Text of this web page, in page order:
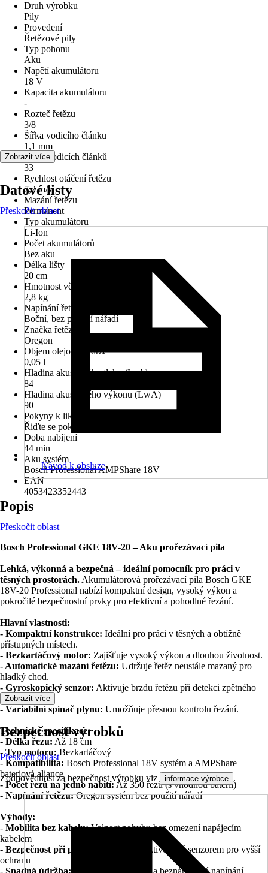
Druh výrobku
Pily
Provedení
Řetězové pily
Typ pohonu
Aku
Napětí akumulátoru
18 V
Kapacita akumulátoru
-
Rozteč řetězu
3/8
Šířka vodicího článku
1,1 mm
Počet vodicích článků
33
Rychlost otáčení řetězu
7,2 m/s
Mazání řetězu
Permanent
Typ akumulátoru
Li-Ion
Počet akumulátorů
Bez aku
Délka lišty
20 cm
Hmotnost vč. akumulátoru
2,8 kg
Napínání řetězu
Boční, bez použití nářadí
Značka řetězu
Oregon
Objem olejové nádrže
0,05 l
Hladina akustického tlaku (LpA)
84
Hladina akustického výkonu (LwA)
90
Pokyny k likvidaci
Řiďte se pokyny pro likvidaci
Doba nabíjení
44 min
Aku systém
Bosch Professional AMPShare 18V
EAN
4053423352443
Zobrazit více
Datové listy
Přeskočit oblast
Návod k obsluze
Popis
Přeskočit oblast
Bosch Professional GKE 18V-20 – Aku prořezávací pila
Lehká, výkonná a bezpečná – ideální pomocník pro práci v
těsných prostorách. Akumulátorová prořezávací pila Bosch GKE
18V-20 Professional nabízí kompaktní design, vysoký výkon a
pokročilé bezpečnostní prvky pro efektivní a pohodlné řezání.
Hlavní vlastnosti:
- Kompaktní konstrukce: Ideální pro práci v těsných a obtížně
přístupných místech.
- Bezkartáčový motor: Zajišťuje vysoký výkon a dlouhou životnost.
- Automatické mazání řetězu: Udržuje řetěz neustále mazaný pro
hladký chod.
- Gyroskopický senzor: Aktivuje brzdu řetězu při detekci zpětného
rázu.
- Variabilní spínač plynu: Umožňuje přesnou kontrolu řezání.
Technické specifikace:
- Délka řezu: Až 18 cm
- Typ motoru:Bezkartáčový
- Kompatibilita: Bosch Professional 18V systém a AMPShare
bateriová aliance
- Počet řezů na jedno nabití:Až 350 řezů (s vhodnou baterií)
- Napínání řetězu:Oregon systém bez použití nářadí
Výhody:
- Mobilita bez kabelu:Volnost pohybu bez omezení napájecím
kabelem
- Bezpečnost při práci:
Brzda řetězu aktivovaná senzorem pro vyšší
ochranu
- Snadná údržba: Automatické mazání a beznářaďové napínání
Zobrazit více
Bezpečnost výrobků
Přeskočit oblast
Zodpovědnost za bezpečnost výrobku viz informace výrobce .